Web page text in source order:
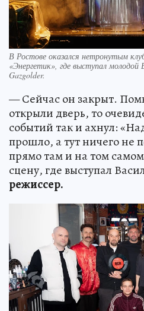
В Ростове оказался нетронутым
«Энергетик», где выступал
Gazgolder.
— Сейчас он закрыт.
открыли дверь, то
событий так и ахнул:
прошло, а тут ничего не
прямо там и на том
сцену, где выступал
режиссер.